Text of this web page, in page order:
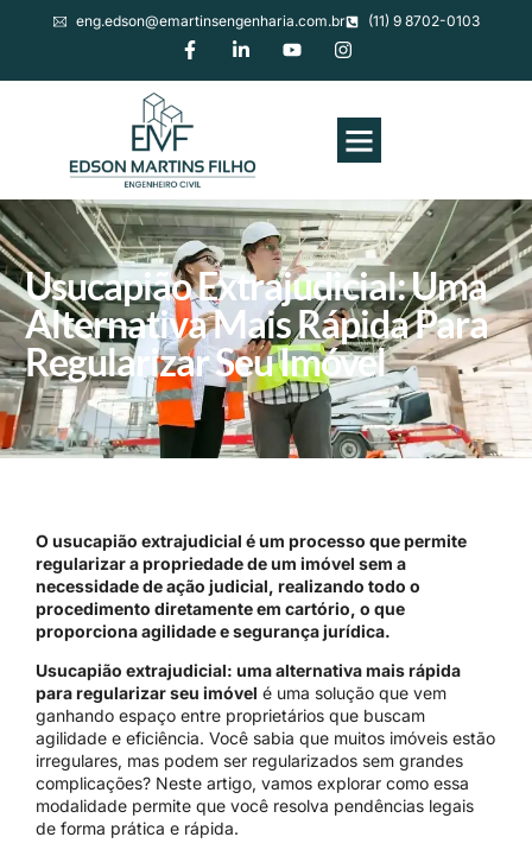
eng.edson@emartinsengenharia.com.br (11) 9 8702-0103
Usucapião Extrajudicial: Uma
Alternativa Mais Rápida Para
Regularizar Seu Imóvel
O usucapião extrajudicial é um processo que permite
regularizar a propriedade de um imóvel sem a
necessidade de ação judicial, realizando todo o
procedimento diretamente em cartório, o que
proporciona agilidade e segurança jurídica.
Usucapião extrajudicial: uma alternativa mais rápida
para regularizar seu imóvel é uma solução que vem
ganhando espaço entre proprietários que buscam
agilidade e eficiência. Você sabia que muitos imóveis estão
irregulares, mas podem ser regularizados sem grandes
complicações? Neste artigo, vamos explorar como essa
modalidade permite que você resolva pendências legais
de forma prática e rápida.